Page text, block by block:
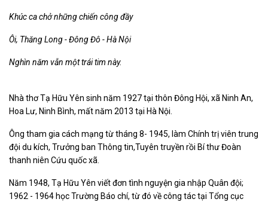
Khúc ca chở những chiến công đầy
Ôi, Thăng Long - Đông Đô - Hà Nội
Nghìn năm vẫn một trái tim này.
Nhà thơ Tạ Hữu Yên sinh năm 1927 tại thôn Đông Hội, xã Ninh An,
Hoa Lư, Ninh Bình, mất năm 2013 tại Hà Nội.
Ông tham gia cách mạng từ tháng 8- 1945, làm Chính trị viên trung
đội du kích, Trưởng ban Thông tin,Tuyên truyền rồi Bí thư Đoàn
thanh niên Cứu quốc xã.
Năm 1948, Tạ Hữu Yên viết đơn tình nguyện gia nhập Quân đội;
1962 - 1964 học Trường Báo chí, từ đó về công tác tại Tổng cục